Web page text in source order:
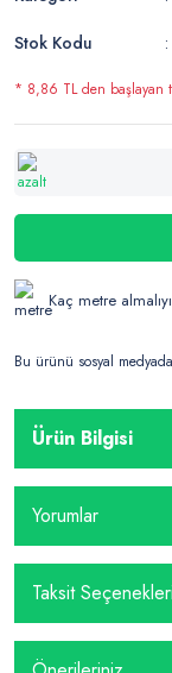
Stok Kodu
* 8,86 TL den başlayan
Kaç metre
Bu ürünü sosyal
Ürün Bilgisi
Yorumlar
Taksit Seçenekleri